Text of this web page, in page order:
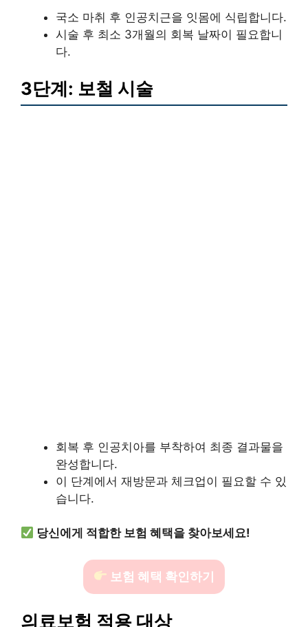
국소 마취 후 인공치근을 잇몸에 식립합니다.
시술 후 최소 3개월의 회복 날짜이 필요합니
다.
3단계: 보철 시술
회복 후 인공치아를 부착하여 최종 결과물을
완성합니다.
이 단계에서 재방문과 체크업이 필요할 수 있
습니다.
당신에게 적합한 보험 혜택을 찾아보세요!
보험 혜택 확인하기
의료보험 적용 대상